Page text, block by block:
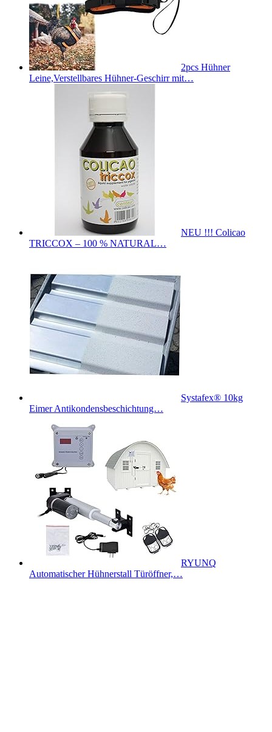
2pcs Hühner
Leine,Verstellbares Hühner-Geschirr mit…
NEU !!! Colicao
TRICCOX – 100 % NATURAL…
Systafex® 10kg
Eimer Antikondensbeschichtung…
RYUNQ
Automatischer Hühnerstall Türöffner,…